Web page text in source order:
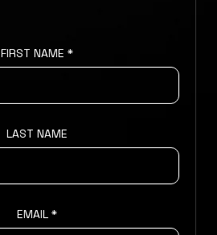
FIRST NAME
LAST NAME
EMAIL